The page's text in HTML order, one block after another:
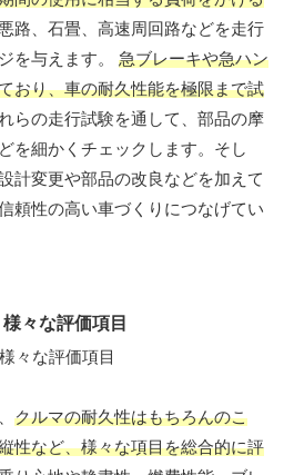
路、石畳、高速周回路などを走行
を与えます。 急ブレーキや急ハン
おり、車の耐久性能を極限まで試
らの走行試験を通して、部品の摩
を細かくチェックします。そし
計変更や部品の改良などを加えて
頼性の高い車づくりにつなげてい
々な評価項目
クルマの耐久性はもちろんのこ
性など、様々な項目を総合的に評